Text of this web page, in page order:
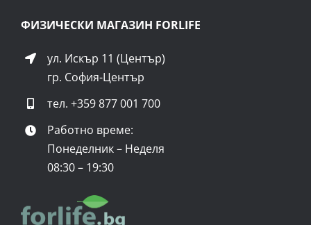
ФИЗИЧЕСКИ МАГАЗИН FORLIFE
ул. Искър 11 (Център)
гр. София-Център
тел.+359 877 001 700
Работно време:
Понеделник – Неделя
08:30 – 19:30